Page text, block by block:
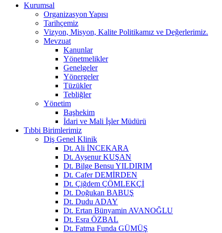
Kurumsal
Organizasyon Yapısı
Tarihçemiz
Vizyon, Misyon, Kalite Politikamız ve Değerlerimiz.
Mevzuat
Kanunlar
Yönetmelikler
Genelgeler
Yönergeler
Tüzükler
Tebliğler
Yönetim
Başhekim
İdari ve Mali İşler Müdürü
Tıbbi Birimlerimiz
Diş Genel Klinik
Dt. Ali İNCEKARA
Dt. Ayşenur KUŞAN
Dt. Bilge Bensu YILDIRIM
Dt. Cafer DEMİRDEN
Dt. Çiğdem ÇÖMLEKÇİ
Dt. Doğukan BABUŞ
Dt. Dudu ADAY
Dt. Ertan Bünyamin AVANOĞLU
Dt. Esra ÖZBAL
Dt. Fatma Funda GÜMÜŞ